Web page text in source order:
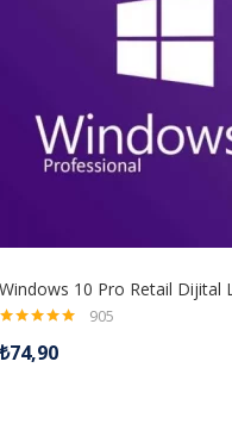
Windows 10 Pro Retail Dijital
4.98oy aldı
905
₺74,90